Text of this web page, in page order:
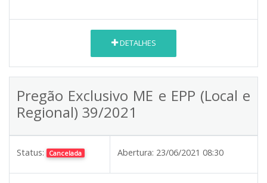
DETALHES
Pregão Exclusivo ME e EPP (Local e
Regional) 39/2021
Status: Cancelada Abertura: 23/06/2021 08:30